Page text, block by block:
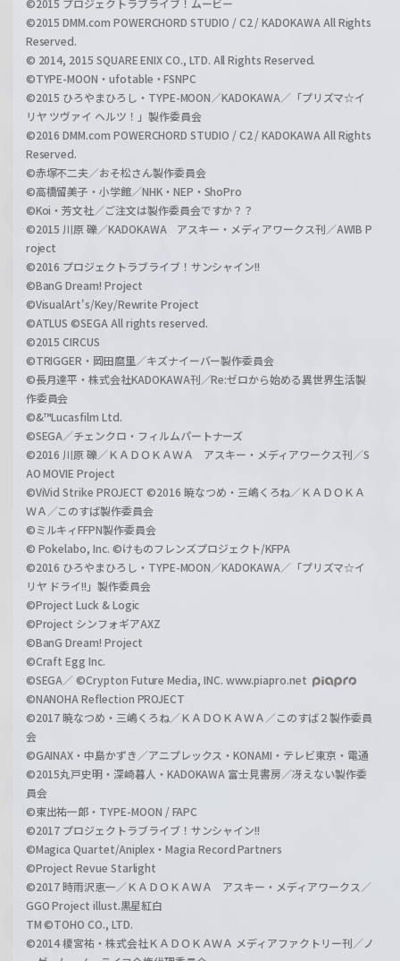
©2015 DMM.com POWERCHORD STUDIO / C2 / KADOKAWA All Rights
Reserved.
© 2014, 2015 SQUARE ENIX CO., LTD. All Rights Reserved.
©TYPE-MOON・ufotable・FSNPC
©2015 ひろやまひろし・TYPE-MOON／KADOKAWA／「プリズマ☆イ
リヤ ツヴァイ ヘルツ！」製作委員会
©2016 DMM.com POWERCHORD STUDIO / C2 / KADOKAWA All Rights
Reserved.
©赤塚不二夫／おそ松さん製作委員会
©高橋留美子・小学館／NHK・NEP・ShoPro
©Koi・芳文社／ご注文は製作委員会ですか？？
©2015 川原 礫／KADOKAWA アスキー・メディアワークス刊／AWIB P
roject
©2016 プロジェクトラブライブ！サンシャイン!!
©BanG Dream! Project
©VisualArt's/Key/Rewrite Project
©ATLUS ©SEGA All rights reserved.
©2015 CIRCUS
©TRIGGER・岡田麿里／キズナイーバー製作委員会
©長月達平・株式会社KADOKAWA刊／Re:ゼロから始める異世界生活製
作委員会
©&™Lucasfilm Ltd.
©SEGA／チェンクロ・フィルムパートナーズ
©2016 川原 礫／ＫＡＤＯＫＡＷＡ アスキー・メディアワークス刊／S
AO MOVIE Project
©ViVid Strike PROJECT ©2016 暁なつめ・三嶋くろね／ＫＡＤＯＫＡ
ＷＡ／このすば製作委員会
©ミルキィFFPN製作委員会
© Pokelabo, Inc. ©けものフレンズプロジェクト/KFPA
©2016 ひろやまひろし・TYPE-MOON／KADOKAWA／「プリズマ☆イ
リヤ ドライ!!」製作委員会
©Project Luck & Logic
©Project シンフォギアAXZ
©BanG Dream! Project
©Craft Egg Inc.
©SEGA／ ©Crypton Future Media, INC. www.piapro.net
©NANOHA Reflection PROJECT
©2017 暁なつめ・三嶋くろね／ＫＡＤＯＫＡＷＡ／このすば２製作委員
会
©GAINAX・中島かずき／アニプレックス・KONAMI・テレビ東京・電通
©2015丸戸史明・深崎暮人・KADOKAWA 富士見書房／冴えない製作委
員会
©東出祐一郎・TYPE-MOON / FAPC
©2017 プロジェクトラブライブ！サンシャイン!!
©Magica Quartet/Aniplex・Magia Record Partners
©Project Revue Starlight
©2017 時雨沢恵一／ＫＡＤＯＫＡＷＡ アスキー・メディアワークス／
GGO Project illust.黒星紅白
TM ©TOHO CO., LTD.
©2014 榎宮祐・株式会社ＫＡＤＯＫＡＷＡ メディアファクトリー刊／ノ